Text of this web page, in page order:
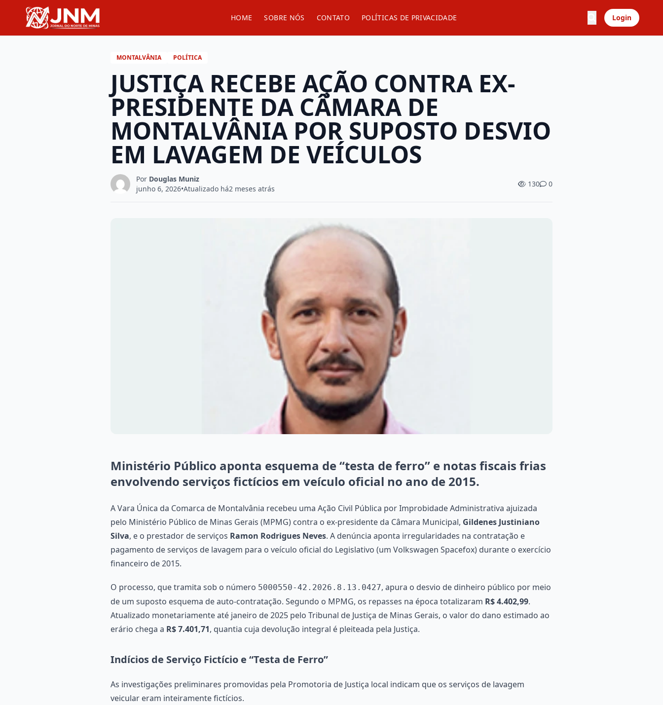
HOME SOBRE NÓS CONTATO POLÍTICAS DE PRIVACIDADE Login
MONTALVÂNIA POLÍTICA
JUSTIÇA RECEBE AÇÃO CONTRA EX-
PRESIDENTE DA CÂMARA DE
MONTALVÂNIA POR SUPOSTO DESVIO
EM LAVAGEM DE VEÍCULOS
Por Douglas Muniz
junho 6, 2026•Atualizado há2 meses atrás
130 0
Ministério Público aponta esquema de “testa de ferro” e notas fiscais frias
envolvendo serviços fictícios em veículo oficial no ano de 2015.
A Vara Única da Comarca de Montalvânia recebeu uma Ação Civil Pública por Improbidade Administrativa ajuizada
pelo Ministério Público de Minas Gerais (MPMG) contra o ex-presidente da Câmara Municipal, Gildenes Justiniano
Silva, e o prestador de serviços Ramon Rodrigues Neves. A denúncia aponta irregularidades na contratação e
pagamento de serviços de lavagem para o veículo oficial do Legislativo (um Volkswagen Spacefox) durante o exercício
financeiro de 2015.
O processo, que tramita sob o número 5000550-42.2026.8.13.0427, apura o desvio de dinheiro público por meio
de um suposto esquema de auto-contratação. Segundo o MPMG, os repasses na época totalizaram R$ 4.402,99.
Atualizado monetariamente até janeiro de 2025 pelo Tribunal de Justiça de Minas Gerais, o valor do dano estimado ao
erário chega a R$ 7.401,71, quantia cuja devolução integral é pleiteada pela Justiça.
Indícios de Serviço Fictício e “Testa de Ferro”
As investigações preliminares promovidas pela Promotoria de Justiça local indicam que os serviços de lavagem
veicular eram inteiramente fictícios.